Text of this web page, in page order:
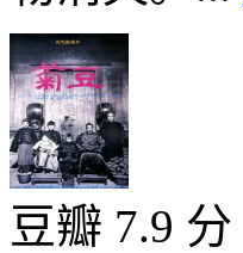
豆瓣 7.9 分